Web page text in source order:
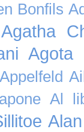
Bonfils
Agatha
Agota
Al